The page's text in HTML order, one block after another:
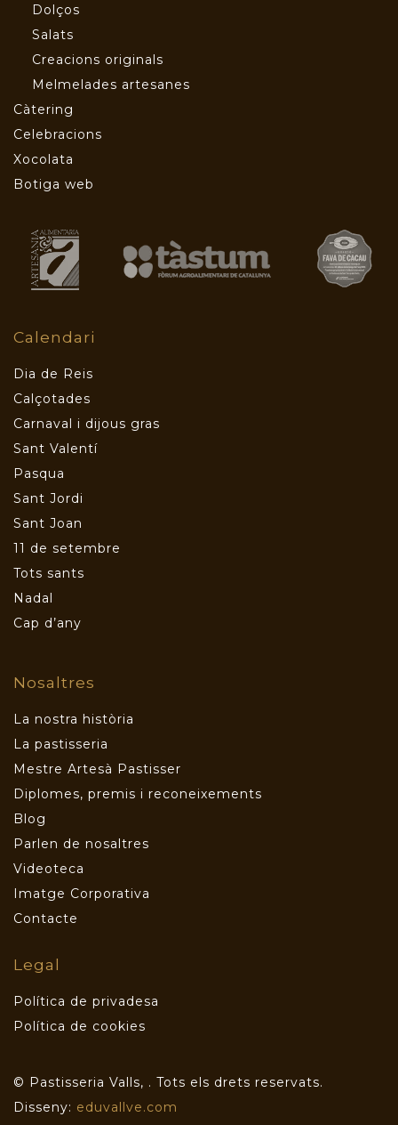
Dolços
Salats
Creacions originals
Melmelades artesanes
Càtering
Celebracions
Xocolata
Botiga web
Calendari
Dia de Reis
Calçotades
Carnaval i dijous gras
Sant Valentí
Pasqua
Sant Jordi
Sant Joan
11 de setembre
Tots sants
Nadal
Cap d’any
Nosaltres
La nostra història
La pastisseria
Mestre Artesà Pastisser
Diplomes, premis i reconeixements
Blog
Parlen de nosaltres
Videoteca
Imatge Corporativa
Contacte
Legal
Política de privadesa
Política de cookies
© Pastisseria Valls, . Tots els drets reservats.
Disseny: eduvallve.com